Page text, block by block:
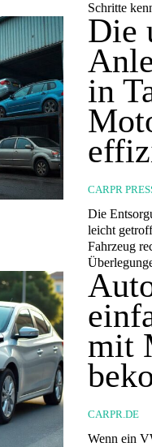
Schritte
Die
in
CARPR
Die
leicht
Fahrzeug
mit
CARPR.DE
Wenn ein